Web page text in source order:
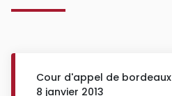
Cour d'appel de bordeaux
8 janvier 2013